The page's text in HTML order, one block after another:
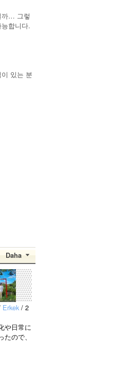
까… 그렇
합니다.
있는 분
Daha
Erkek/ 2
や日常に
ので、